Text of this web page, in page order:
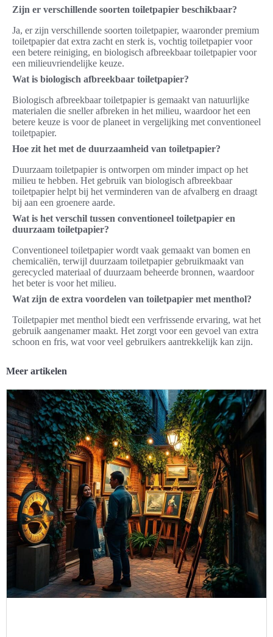
Zijn er verschillende soorten toiletpapier beschikbaar?
Ja, er zijn verschillende soorten toiletpapier, waaronder premium
toiletpapier dat extra zacht en sterk is, vochtig toiletpapier voor
een betere reiniging, en biologisch afbreekbaar toiletpapier voor
een milieuvriendelijke keuze.
Wat is biologisch afbreekbaar toiletpapier?
Biologisch afbreekbaar toiletpapier is gemaakt van natuurlijke
materialen die sneller afbreken in het milieu, waardoor het een
betere keuze is voor de planeet in vergelijking met conventioneel
toiletpapier.
Hoe zit het met de duurzaamheid van toiletpapier?
Duurzaam toiletpapier is ontworpen om minder impact op het
milieu te hebben. Het gebruik van biologisch afbreekbaar
toiletpapier helpt bij het verminderen van de afvalberg en draagt
bij aan een groenere aarde.
Wat is het verschil tussen conventioneel toiletpapier en
duurzaam toiletpapier?
Conventioneel toiletpapier wordt vaak gemaakt van bomen en
chemicaliën, terwijl duurzaam toiletpapier gebruikmaakt van
gerecycled materiaal of duurzaam beheerde bronnen, waardoor
het beter is voor het milieu.
Wat zijn de extra voordelen van toiletpapier met menthol?
Toiletpapier met menthol biedt een verfrissende ervaring, wat het
gebruik aangenamer maakt. Het zorgt voor een gevoel van extra
schoon en fris, wat voor veel gebruikers aantrekkelijk kan zijn.
Meer artikelen